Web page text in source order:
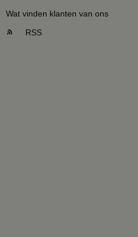
Wat vinden klanten van ons
RSS